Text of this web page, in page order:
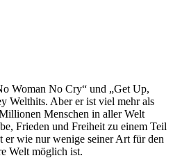
Woman No Cry“ und „Get Up,
Welthits. Aber er ist viel mehr als
Menschen in aller Welt
Frieden und Freiheit zu einem Teil
er wie nur wenige seiner Art für den
Welt möglich ist.